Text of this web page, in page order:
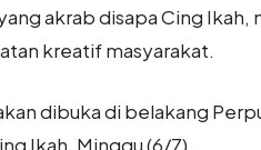
akrab disapa Cing
kreatif masyarakat.
dibuka di belakang
Ikah, Minggu (6/7).